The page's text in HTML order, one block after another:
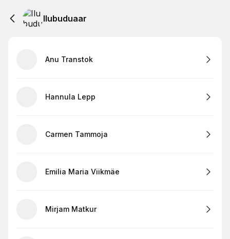
Ilubuduaar
Anu Transtok
Hannula Lepp
Carmen Tammoja
Emilia Maria Viikmäe
Mirjam Matkur